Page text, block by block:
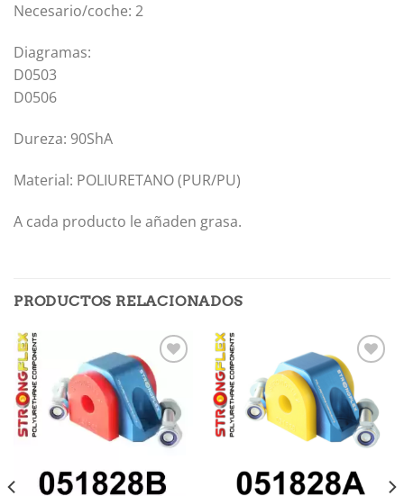
Necesario/coche: 2
Diagramas:
D0503
D0506
Dureza: 90ShA
Material: POLIURETANO (PUR/PU)
A cada producto le añaden grasa.
PRODUCTOS RELACIONADOS
Añadir
lista de
deseos
Añadir
lista de
deseos